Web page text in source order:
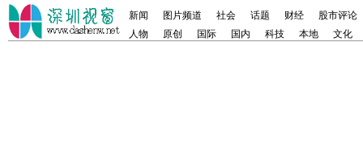
新闻 图片频道 社会 话题 财经
股市评论
人物
原创 国际 国内 科技 本地 文化